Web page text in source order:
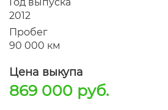
2012
Пробег
90 000 км
Цена выкупа
869 000 руб.